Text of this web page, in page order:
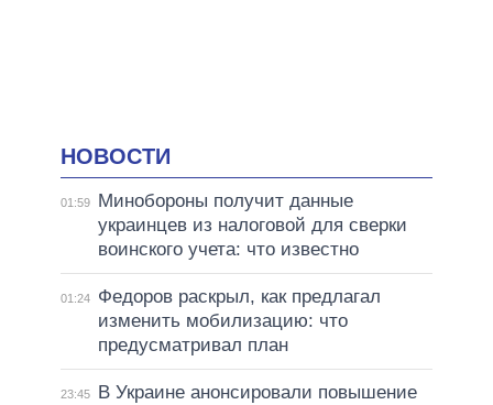
НОВОСТИ
01:59
Минобороны получит данные
украинцев из налоговой для сверки
воинского учета: что известно
01:24
Федоров раскрыл, как предлагал
изменить мобилизацию: что
предусматривал план
23:45
В Украине анонсировали повышение